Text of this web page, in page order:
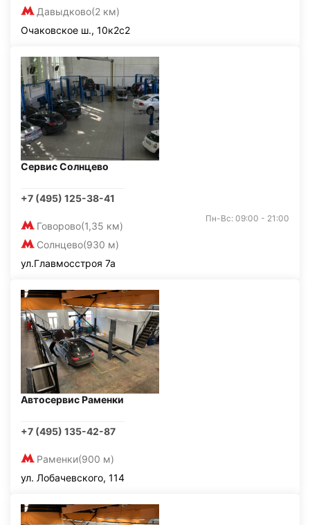
Давыдково(2 км)
Очаковское ш., 10к2с2
Сервис Солнцево
+7 (495) 125-38-41
Говорово(1,35 км)
Солнцево(930 м)
Пн-Вс: 09:00 - 21:00
ул.Главмосстроя 7а
Автосервис Раменки
+7 (495) 135-42-87
Раменки(900 м)
ул. Лобачевского, 114